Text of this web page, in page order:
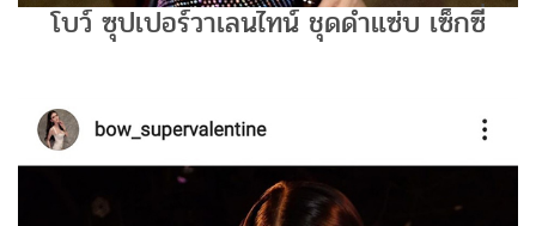
โบว์ ซุปเปอร์วาเลนไทน์ ชุดดำแซ่บ เซ็กซี่